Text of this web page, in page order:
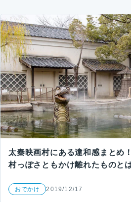
太秦映画村にある違和感まとめ
村っぽさともかけ離れたものと
おでかけ 2019/12/17